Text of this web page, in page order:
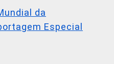
da
Especial